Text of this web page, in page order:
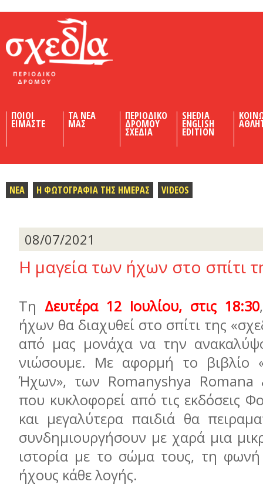
ΠΟΙΟΙ
ΕΙΜΑΣΤΕ
ΤΑ ΝΕΑ
ΜΑΣ
ΠΕΡΙΟΔΙΚΟ
ΔΡΟΜΟΥ
ΣΧΕΔΙΑ
SHEDIA
ENGLISH
EDITION
ΝΕΑ Η ΦΩΤΟΓΡΑΦΙΑ ΤΗΣ ΗΜΕΡΑΣ VIDEOS
08/07/2021
Η μαγεία των ήχων στο σπίτι
Τη Δευτέρα 12 Ιουλίου, στις 18:30
ήχων θα διαχυθεί στο σπίτι της
από μας μονάχα να την
νιώσουμε. Με αφορμή το βιβλίο
Ήχων», των Romanyshya Romana
που κυκλοφορεί από τις εκδόσεις
και μεγαλύτερα παιδιά θα
συνδημιουργήσουν με χαρά μια
ιστορία με το σώμα τους, τη φωνή
ήχους κάθε λογής.